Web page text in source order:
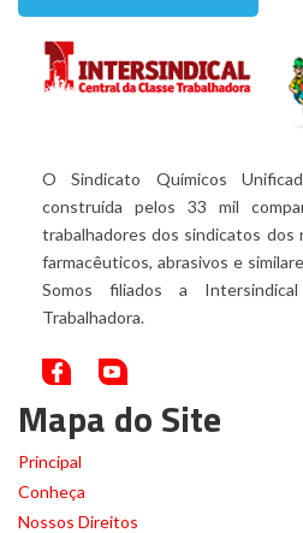
O Sindicato Químicos
construída pelos 33 mil
trabalhadores dos sindicatos dos
farmacêuticos, abrasivos e
Somos filiados a
Trabalhadora.
Mapa do Site
Principal
Conheça
Nossos Direitos